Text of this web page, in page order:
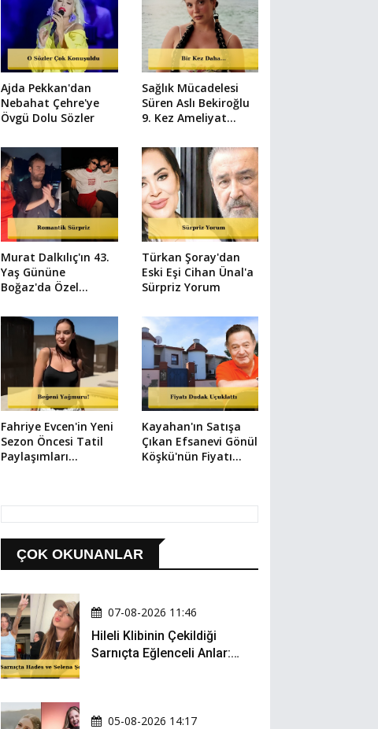
Ajda Pekkan'dan
Nebahat Çehre'ye
Övgü Dolu Sözler
Sağlık Mücadelesi
Süren Aslı Bekiroğlu
9. Kez Ameliyat
Murat Dalkılıç'ın 43.
Yaş Gününe
Boğaz'da Özel
Türkan Şoray'dan
Eski Eşi Cihan Ünal'a
Sürpriz Yorum
Fahriye Evcen'in Yeni
Sezon Öncesi Tatil
Paylaşımları
Kayahan'ın Satışa
Çıkan Efsanevi Gönül
Köşkü'nün Fiyatı
ÇOK OKUNANLAR
07-08-2026 11:46
Hileli Klibinin Çekildiği
Sarnıçta Eğlenceli Anlar:
05-08-2026 14:17